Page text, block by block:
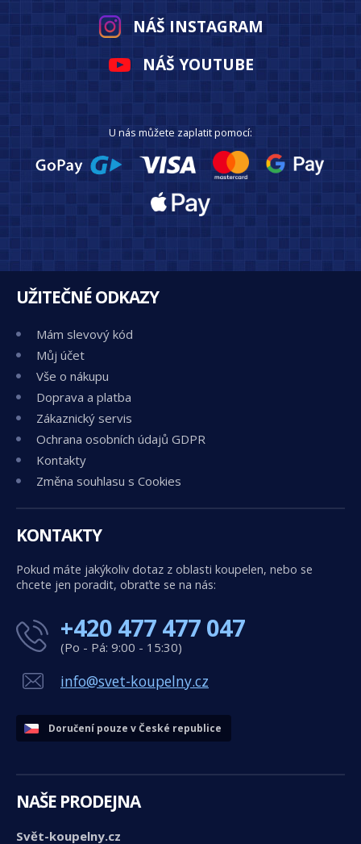
NÁŠ INSTAGRAM
NÁŠ YOUTUBE
U nás můžete zaplatit pomocí:
UŽITEČNÉ ODKAZY
Mám slevový kód
Můj účet
Vše o nákupu
Doprava a platba
Zákaznický servis
Ochrana osobních údajů GDPR
Kontakty
Změna souhlasu s Cookies
KONTAKTY
Pokud máte jakýkoliv dotaz z oblasti koupelen, nebo se
chcete jen poradit, obraťte se na nás:
+420 477 477 047
(Po - Pá: 9:00 - 15:30)
info@svet-koupelny.cz
Doručení pouze v České republice
NAŠE PRODEJNA
Svět-koupelny.cz